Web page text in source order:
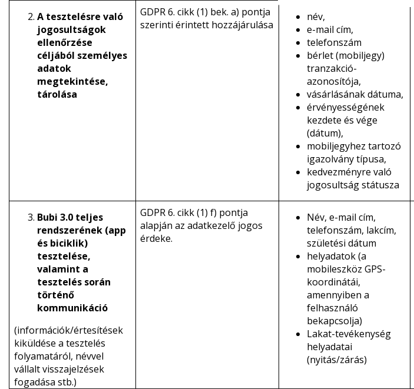
A tesztelésre való
jogosultságok
ellenőrzése
céljából személyes
adatok
megtekintése,
tárolása
GDPR 6. cikk (1) bek. a) pontja
szerinti érintett hozzájárulása
név,
e-mail cím,
telefonszám
bérlet (mobiljegy)
tranzakció-
azonosítója,
vásárlásának dátuma,
érvényességének
kezdete és vége
(dátum),
mobiljegyhez tartozó
igazolvány típusa,
kedvezményre való
jogosultság státusza
Bubi 3.0 teljes
rendszerének (app
és biciklik)
tesztelése,
valamint a
tesztelés során
történő
kommunikáció
(információk/értesítések
kiküldése a tesztelés
folyamatáról, névvel
vállalt visszajelzések
fogadása stb.)
GDPR 6. cikk (1) f) pontja
alapján az adatkezelő jogos
érdeke.
Név, e-mail cím,
telefonszám, lakcím,
születési dátum
helyadatok (a
mobileszköz GPS-
koordinátái,
amennyiben a
felhasználó
bekapcsolja)
Lakat-tevékenység
helyadatai
(nyitás/zárás)